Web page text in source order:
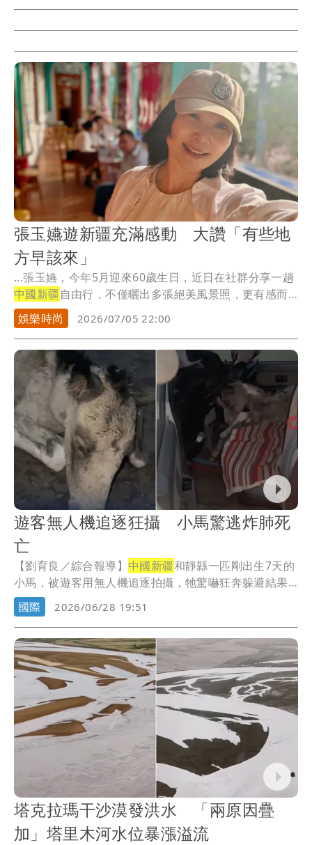
張玉嬿遊新疆充滿感動 大讚「有些地
方早該來」
...張玉嬿，今年5月迎來60歲生日，近日在社群分享一趟
中國新疆自由行，不僅曬出多張絕美風景照，更有感而
發...
娛樂時尚 2026/07/05 22:00
遊客無人機追逐狂攝 小馬驚逃炸肺死
亡
【劉育良／綜合報導】 中國新疆和靜縣一匹剛出生7天的
小馬，被遊客用無人機追逐拍攝，牠驚嚇狂奔躲避結果
炸...
國際 2026/06/28 19:51
塔克拉瑪干沙漠發洪水 「兩原因疊
加」塔里木河水位暴漲溢流